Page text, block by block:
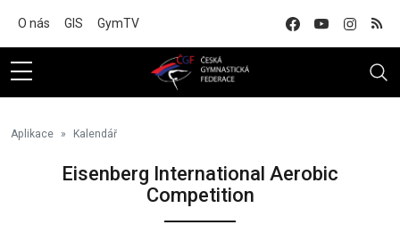
O nás GIS GymTV
Aplikace Kalendář
Eisenberg International Aerobic
Competition